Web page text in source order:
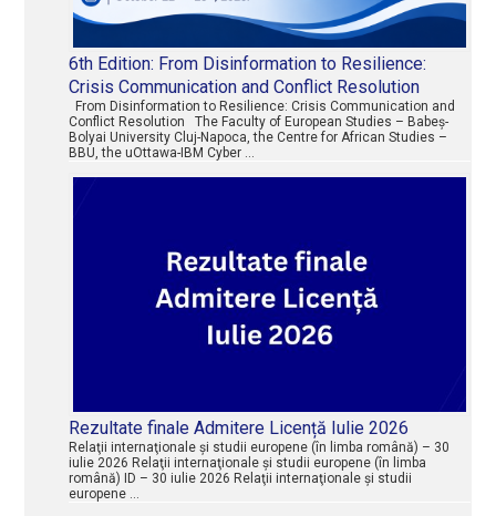
6th Edition: From Disinformation to Resilience:
Crisis Communication and Conflict Resolution
From Disinformation to Resilience: Crisis Communication and
Conflict Resolution The Faculty of European Studies – Babeș-
Bolyai University Cluj-Napoca, the Centre for African Studies –
BBU, the uOttawa-IBM Cyber …
Rezultate finale Admitere Licență Iulie 2026
Relaţii internaţionale şi studii europene (în limba română) – 30
iulie 2026 Relaţii internaţionale şi studii europene (în limba
română) ID – 30 iulie 2026 Relaţii internaţionale şi studii
europene …